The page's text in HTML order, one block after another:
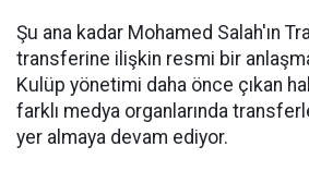
Şu ana kadar Mohamed Salah'ın
transferine ilişkin resmi bir
Kulüp yönetimi daha önce çıkan
farklı medya organlarında
yer almaya devam ediyor.